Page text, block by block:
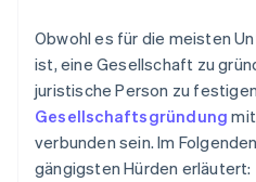
Obwohl es für die meisten
ist, eine Gesellschaft zu
juristische Person zu
Gesellschaftsgründung
verbunden sein. Im
gängigsten Hürden erläutert: